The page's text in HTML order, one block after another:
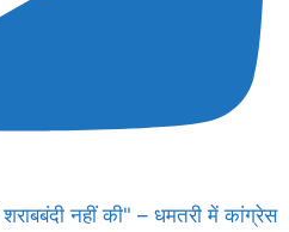
नहीं की" – धमतरी में कांग्रेस